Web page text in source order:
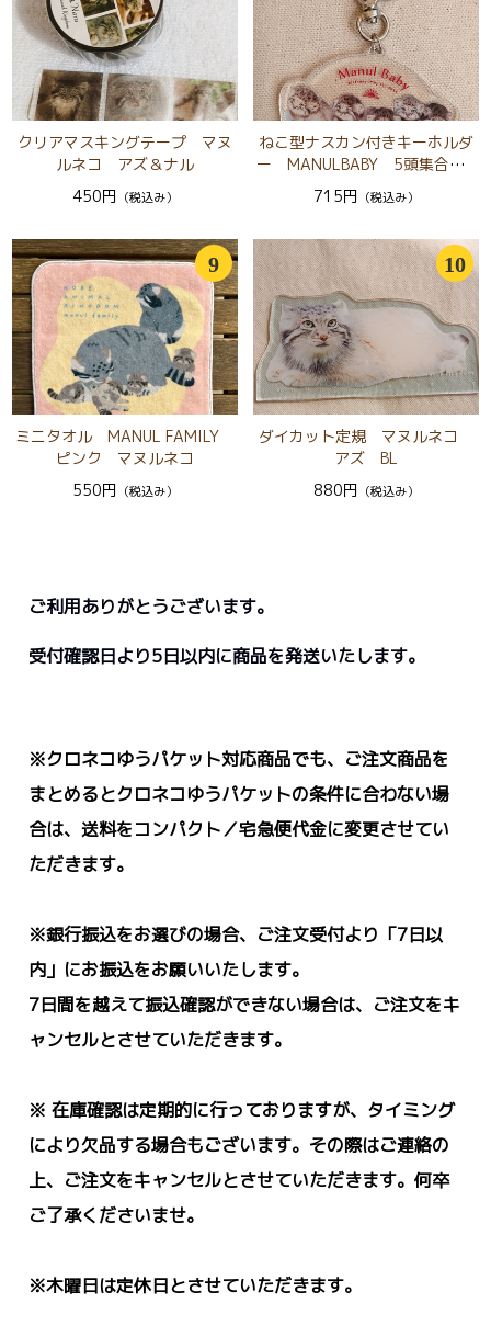
クリアマスキングテープ マヌ
ルネコ アズ＆ナル
450円 （税込み）
ねこ型ナスカン付きキーホルダ
ー MANULBABY 5頭集合 2
026
715円 （税込み）
9
ミニタオル MANUL FAMILY
ピンク マヌルネコ
550円 （税込み）
10
ダイカット定規 マヌルネコ
アズ BL
880円 （税込み）
ご利用ありがとうございます。
受付確認日より5日以内に商品を発送いたします。
※クロネコゆうパケット対応商品でも、ご注文商品を
まとめるとクロネコゆうパケットの条件に合わない場
合は、送料をコンパクト／宅急便代金に変更させてい
ただきます。
※銀行振込をお選びの場合、ご注文受付より「7日以
内」にお振込をお願いいたします。
7日間を越えて振込確認ができない場合は、ご注文をキ
ャンセルとさせていただきます。
※ 在庫確認は定期的に行っておりますが、タイミング
により欠品する場合もございます。その際はご連絡の
上、ご注文をキャンセルとさせていただきます。何卒
ご了承くださいませ。
※木曜日は定休日とさせていただきます。